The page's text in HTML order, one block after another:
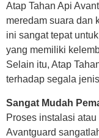
Atap Tahan Api
meredam suara dan
ini sangat tepat
yang memiliki
Selain itu, Atap
terhadap segala
Sangat Mudah
Proses instalasi
Avantguard